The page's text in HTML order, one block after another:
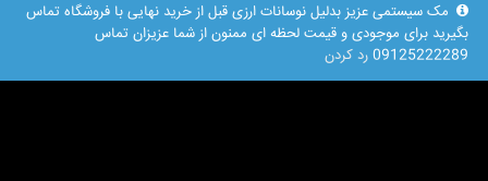
مک سیستمی عزیز بدلیل نوسانات ارزی قبل از خرید نهایی با فروشگاه تماس
بگیرید برای موجودی و قیمت لحظه ای ممنون از شما عزیزان تماس
09125222289 رد کردن